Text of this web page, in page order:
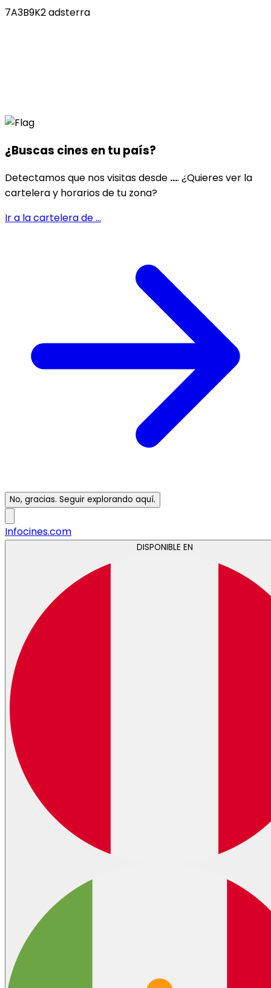
7A3B9K2 adsterra
¿Buscas cines entu país?
Detectamos que nos visitas desde .... ¿Quieres ver la
cartelera y horarios de tu zona?
Ir a la cartelera de...
No, gracias. Seguir explorando aquí.
Infocines.com
DISPONIBLE EN